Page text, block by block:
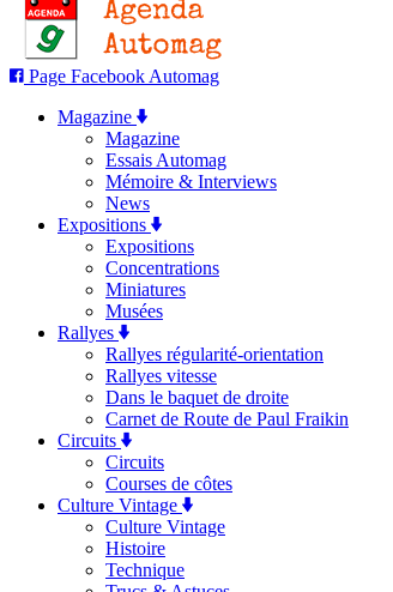
Page Facebook Automag
Magazine
Magazine
Essais Automag
Mémoire & Interviews
News
Expositions
Expositions
Concentrations
Miniatures
Musées
Rallyes
Rallyes régularité-orientation
Rallyes vitesse
Dans le baquet de droite
Carnet de Route de Paul Fraikin
Circuits
Circuits
Courses de côtes
Culture Vintage
Culture Vintage
Histoire
Technique